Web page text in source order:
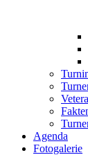
Agenda
Fotogalerie